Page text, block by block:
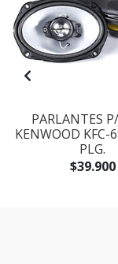
PARLANTES
KENWOOD KFC-
PLG.
$39.900